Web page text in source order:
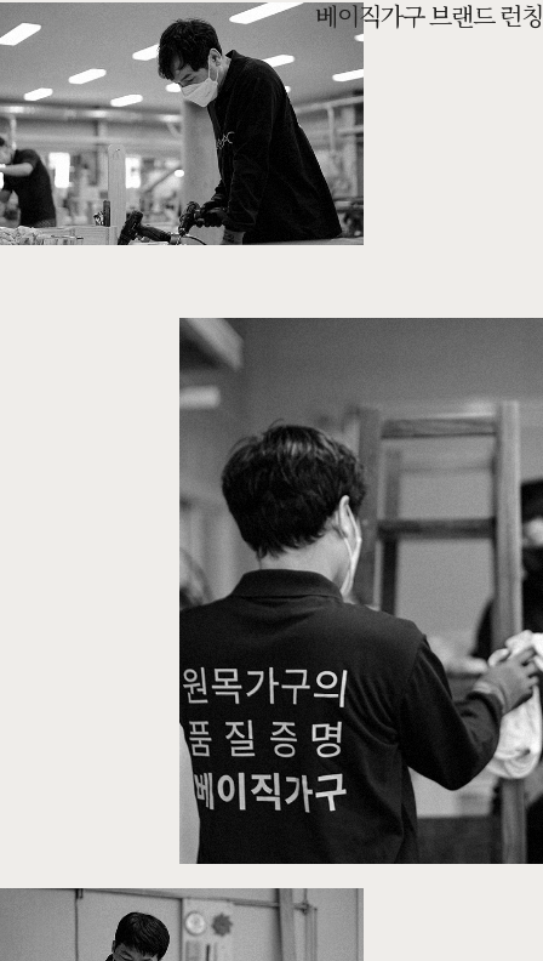
베이직가구 브랜드 런칭